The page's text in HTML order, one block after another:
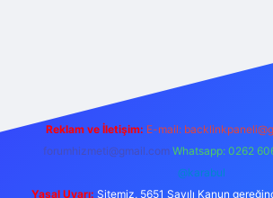
Reklam ve İletişim: E-mail:
forumhizmeti@gmail.com Whatsapp: 0262
@karabul
Yasal Uyarı: Sitemiz, 5651 Sayılı Kanun